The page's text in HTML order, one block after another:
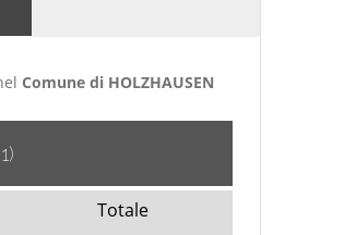
Comune di HOLZHAUSEN
Totale